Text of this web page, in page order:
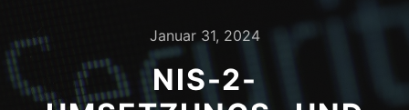
Januar 31, 2024
NIS-2-